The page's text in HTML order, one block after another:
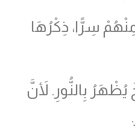
مِنْهُمْ سِرًّا، ذِكْرُهَا
يُظْهَرُ بِالنُّورِ. لأَنَّ